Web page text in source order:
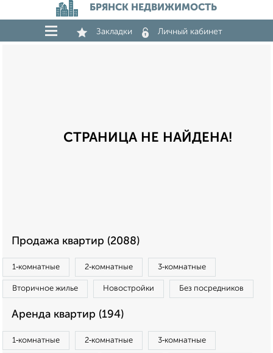
БРЯНСК НЕДВИЖИМОСТЬ
Закладки Личный кабинет
СТРАНИЦА НЕ НАЙДЕНА!
Продажа квартир (2088)
1‑комнатные 2‑комнатные 3‑комнатные
Вторичное жилье Новостройки Без посредников
Аренда квартир (194)
1‑комнатные 2‑комнатные 3‑комнатные